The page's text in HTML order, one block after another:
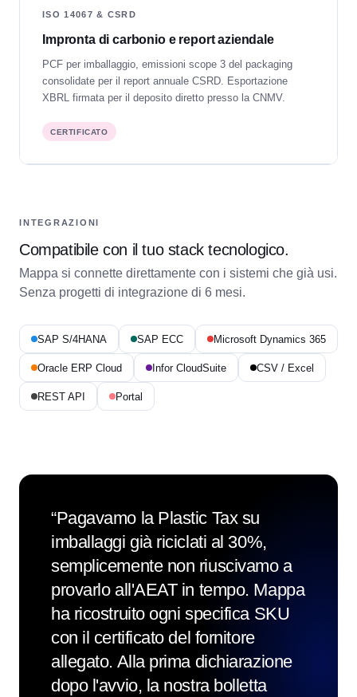
ISO 14067 & CSRD
Impronta di carbonio e report aziendale
PCF per imballaggio, emissioni scope 3 del packaging
consolidate per il report annuale CSRD. Esportazione
XBRL firmata per il deposito diretto presso la CNMV.
CERTIFICATO
INTEGRAZIONI
Compatibile con il tuo stack tecnologico.
Mappa si connette direttamente con i sistemi che già usi.
Senza progetti di integrazione di 6 mesi.
SAP S/4HANA SAP ECC Microsoft Dynamics 365
Oracle ERP Cloud Infor CloudSuite CSV / Excel
REST API Portal
“Pagavamo la Plastic Tax su
imballaggi già riciclati al 30%,
semplicemente non riuscivamo a
provarlo all'AEAT in tempo. Mappa
ha ricostruito ogni specifica SKU
con il certificato del fornitore
allegato. Alla prima dichiarazione
dopo l'avvio, la nostra bolletta